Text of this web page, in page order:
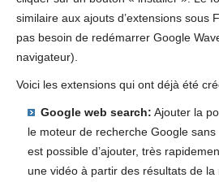
similaire aux ajouts d’extensions sous
pas besoin de redémarrer Google
navigateur).
Voici les extensions qui ont déjà été
Google web search: Ajouter la
le moteur de recherche Google
est possible d’ajouter, très
une vidéo à partir des résultats de la